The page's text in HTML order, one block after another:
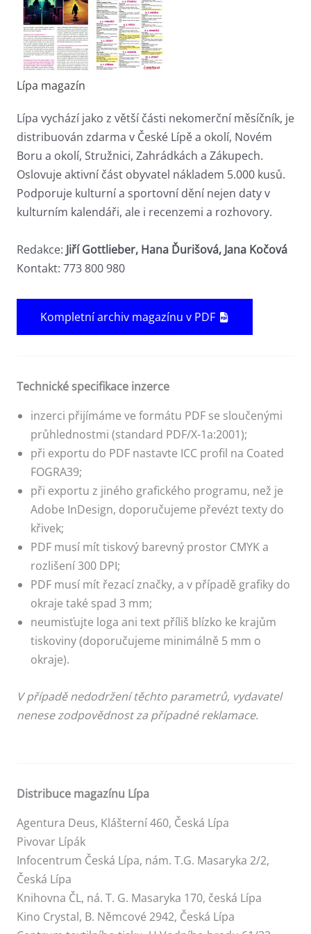
Lípa magazín
Lípa vychází jako z větší části nekomerční měsíčník, je
distribuován zdarma v České Lípě a okolí, Novém
Boru a okolí, Stružnici, Zahrádkách a Zákupech.
Oslovuje aktivní část obyvatel nákladem 5.000 kusů.
Podporuje kulturní a sportovní dění nejen daty v
kulturním kalendáři, ale i recenzemi a rozhovory.
Redakce: Jiří Gottlieber, Hana Ďurišová, Jana Kočová
Kontakt: 773 800 980
Kompletní archiv magazínu v PDF
Technické specifikace inzerce
inzerci přijímáme ve formátu PDF se sloučenými
průhlednostmi (standard PDF/X-1a:2001);
při exportu do PDF nastavte ICC profil na Coated
FOGRA39;
při exportu z jiného grafického programu, než je
Adobe InDesign, doporučujeme převézt texty do
křivek;
PDF musí mít tiskový barevný prostor CMYK a
rozlišení 300 DPI;
PDF musí mít řezací značky, a v případě grafiky do
okraje také spad 3 mm;
neumisťujte loga ani text příliš blízko ke krajům
tiskoviny (doporučujeme minimálně 5 mm o
okraje).
V případě nedodržení těchto parametrů, vydavatel
nenese zodpovědnost za případné reklamace.
Distribuce magazínu Lípa
Agentura Deus, Klášterní 460, Česká Lípa
Pivovar Lípák
Infocentrum Česká Lípa, nám. T.G. Masaryka 2/2,
Česká Lípa
Knihovna ČL, ná. T. G. Masaryka 170, česká Lípa
Kino Crystal, B. Němcové 2942, Česká Lípa